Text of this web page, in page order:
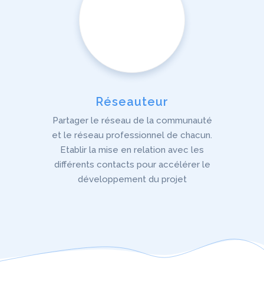
Réseauteur
Partager le réseau de la communauté
et le réseau professionnel de chacun.
Etablir la mise en relation avec les
différents contacts pour accélérer le
développement du projet